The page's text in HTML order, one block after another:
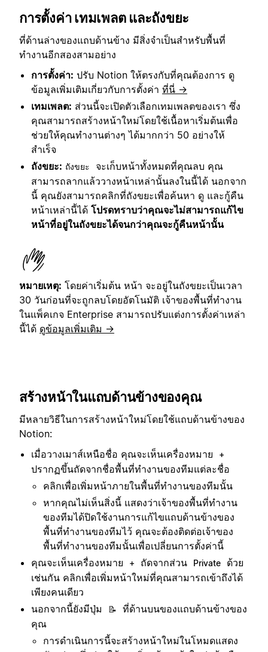
การตั้งค่า เทมเพลต และถังขยะ
ที่ด้านล่างของแถบด้านข้าง มีสิ่งจำเป็นสำหรับพื้นที่
ทำงานอีกสองสามอย่าง
การตั้งค่า: ปรับ Notion ให้ตรงกับที่คุณต้องการ ดู
ข้อมูลเพิ่มเติมเกี่ยวกับการตั้งค่า ที่นี่ →
เทมเพลต: ส่วนนี้จะเปิดตัวเลือกเทมเพลตของเรา ซึ่ง
คุณสามารถสร้างหน้าใหม่โดยใช้เนื้อหาเริ่มต้นเพื่อ
ช่วยให้คุณทำงานต่างๆ ได้มากกว่า 50 อย่างให้
สำเร็จ
ถังขยะ: ถังขยะ
จะเก็บหน้าทั้งหมดที่คุณลบ คุณ
สามารถลากแล้ววางหน้าเหล่านั้นลงในนี้ได้ นอกจาก
นี้ คุณยังสามารถคลิกที่ถังขยะเพื่อค้นหา ดู และกู้คืน
หน้าเหล่านี้ได้ โปรดทราบว่าคุณจะไม่สามารถแก้ไข
หน้าที่อยู่ในถังขยะได้จนกว่าคุณจะกู้คืนหน้านั้น
หมายเหตุ: โดยค่าเริ่มต้น หน้า จะอยู่ในถังขยะเป็นเวลา
30 วันก่อนที่จะถูกลบโดยอัตโนมัติ เจ้าของพื้นที่ทำงาน
ในแพ็คเกจ Enterprise สามารถปรับแต่งการตั้งค่าเหล่า
นี้ได้ ดูข้อมูลเพิ่มเติม →
สร้างหน้าในแถบด้านข้างของคุณ
มีหลายวิธีในการสร้างหน้าใหม่โดยใช้แถบด้านข้างของ
Notion:
เมื่อวางเมาส์เหนือชื่อ คุณจะเห็นเครื่องหมาย
+
ปรากฏขึ้นถัดจากชื่อพื้นที่ทำงานของทีมแต่ละชื่อ
คลิกเพื่อเพิ่มหน้าภายในพื้นที่ทำงานของทีมนั้น
หากคุณไม่เห็นสิ่งนี้ แสดงว่าเจ้าของพื้นที่ทำงาน
ของทีมได้ปิดใช้งานการแก้ไขแถบด้านข้างของ
พื้นที่ทำงานของทีมไว้ คุณจะต้องติดต่อเจ้าของ
พื้นที่ทำงานของทีมนั้นเพื่อเปลี่ยนการตั้งค่านี้
คุณจะเห็นเครื่องหมาย
+ ถัดจากส่วน Private
ด้วย
เช่นกัน คลิกเพื่อเพิ่มหน้าใหม่ที่คุณสามารถเข้าถึงได้
เพียงคนเดียว
นอกจากนี้ยังมีปุ่ม
📝
ที่ด้านบนของแถบด้านข้างของ
คุณ
การดำเนินการนี้จะสร้างหน้าใหม่ในโหมดแสดง